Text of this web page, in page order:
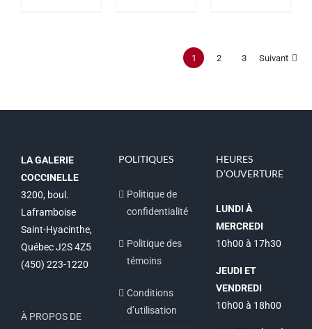
1 2 3 Suivant
LA GALERIE
COCCINELLE
3200, boul.
Laframboise
Saint-Hyacinthe,
Québec J2S 4Z5
(450) 223-1220
À PROPOS DE
POLITIQUES
Politique de
confidentialité
Politique des
témoins
Conditions
d’utilisation
HEURES
D’OUVERTURE
LUNDI À
MERCREDI
10h00 à 17h30
JEUDI ET
VENDREDI
10h00 à 18h00